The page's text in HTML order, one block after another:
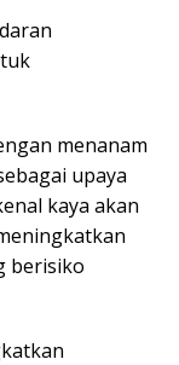
menanam
upaya
kaya akan
berisiko